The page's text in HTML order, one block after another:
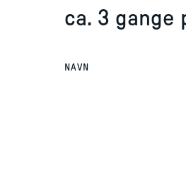
ca. 3 gange
NAVN